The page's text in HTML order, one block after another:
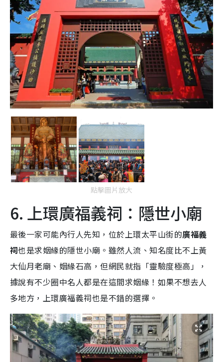
點擊圖片放大
6. 上環廣福義祠：隱世小廟
最後一家可能內行人先知，位於上環太平山街的廣福義
祠也是求姻緣的隱世小廟。雖然人流、知名度比不上黃
大仙月老廟、姻緣石高，但網民就指「靈驗度極高」，
據說有不少圈中名人都是在這間求姻緣！如果不想去人
多地方，上環廣福義祠也是不錯的選擇。